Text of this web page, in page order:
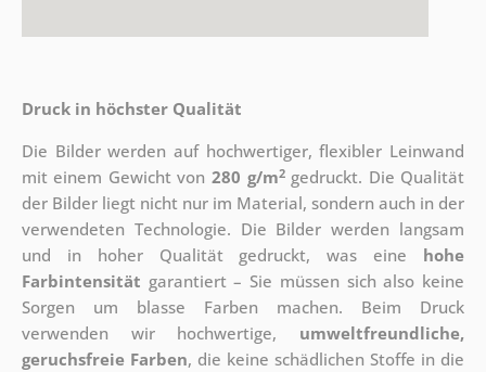
Druck in höchster Qualität
Die Bilder werden auf hochwertiger, flexibler Leinwand
mit einem Gewicht von 280 g/m2gedruckt. Die Qualität
der Bilder liegt nicht nur im Material, sondern auch in der
verwendeten Technologie. Die Bilder werden langsam
und in hoher Qualität gedruckt, was eine hohe
Farbintensität garantiert – Sie müssen sich also keine
Sorgen um blasse Farben machen. Beim Druck
verwenden wir hochwertige, umweltfreundliche,
geruchsfreie Farben, die keine schädlichen Stoffe in die